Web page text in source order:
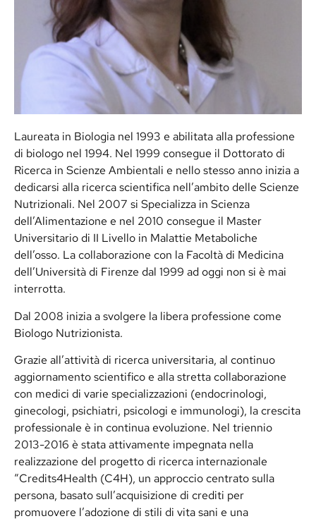
Laureata in Biologia nel 1993 e abilitata alla professione
di biologo nel 1994. Nel 1999 consegue il Dottorato di
Ricerca in Scienze Ambientali e nello stesso anno inizia a
dedicarsi alla ricerca scientifica nell’ambito delle Scienze
Nutrizionali. Nel 2007 si Specializza in Scienza
dell’Alimentazione e nel 2010 consegue il Master
Universitario di II Livello in Malattie Metaboliche
dell’osso. La collaborazione con la Facoltà di Medicina
dell’Università di Firenze dal 1999 ad oggi non si è mai
interrotta.
Dal 2008 inizia a svolgere la libera professione come
Biologo Nutrizionista.
Grazie all’attività di ricerca universitaria, al continuo
aggiornamento scientifico e alla stretta collaborazione
con medici di varie specializzazioni (endocrinologi,
ginecologi, psichiatri, psicologi e immunologi), la crescita
professionale è in continua evoluzione. Nel triennio
2013-2016 è stata attivamente impegnata nella
realizzazione del progetto di ricerca internazionale
“Credits4Health (C4H), un approccio centrato sulla
persona, basato sull’acquisizione di crediti per
promuovere l’adozione di stili di vita sani e una